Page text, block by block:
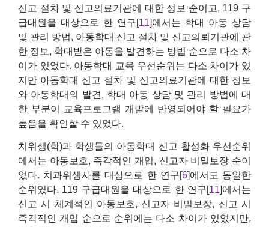
신고 절차 및 신고의료기관에 대한 정보 순이고, 119 구
급대원을 대상으로 한 연구[11]에서는 학대 아동 상담
및 관리 방법, 아동학대 신고 절차 및 신고의뢰기관에 관
한 정보, 학대받은 아동을 발견하는 방법 순으로 다소 차
이가 있었다. 아동학대 교육 우선순위는 다소 차이가 있
지만 아동학대 신고 절차 및 신고의료기관에 대한 정보
와 아동학대의 발견, 학대 아동 상담 및 관리 방법에 대
한 부분이 교육프로그램 개발에 반영되어야 할 필요가
높음을 확인할 수 있었다.
치위생(학)과 학생들의 아동학대 신고 활성화 우선순위
에서는 아동보호, 즉각적인 개입, 신고자 비밀보장 순이
었다. 치과위생사를 대상으로 한 연구[6]에서도 동일한
순위였다. 119 구급대원을 대상으로 한 연구[11]에서는
신고 시 체계적인 아동보호, 신고자 비밀보장, 신고 시
즉각적인 개입 순으로 순위에는 다소 차이가 있었지만,